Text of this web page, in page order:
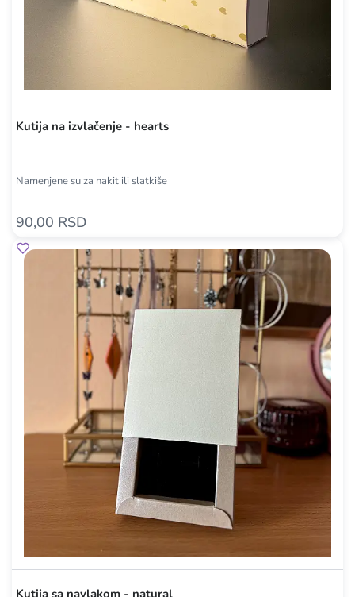
Kutija na izvlačenje - hearts
Namenjene su za nakit ili slatkiše
90,00 RSD
Kutija sa navlakom - natural